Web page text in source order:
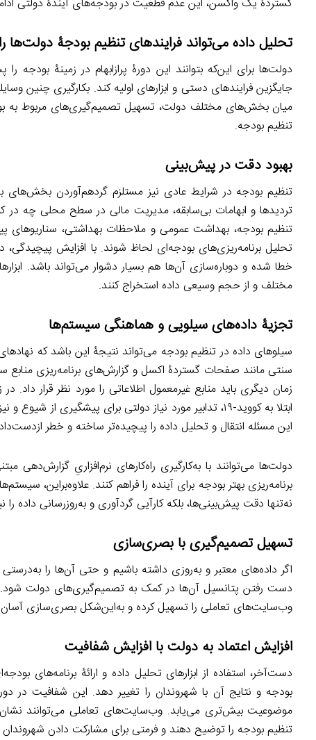
گستردۀ یک واکسن، این عدم قطعیت در بودجه‌های آیندۀ دولتی
تحلیل داده می‌تواند فرایندهای تنظیم بودجۀ دولت‌ها
دولت‌ها برای این‌که بتوانند این دورۀ پرازابهام در زمینۀ
جایگزین فرایندهای دستی و ابزارهای اولیه کند. بکارگیری چنین
میان بخش‌های مختلف دولت، تسهیل تصمیم‌گیری‌های مربوط به
تنظیم بودجه.
بهبود دقت در پیش‌بینی
تنظیم بودجه در شرایط عادی نیز مستلزم گردهم‌آوردن
تردیدها و ابهامات بی‌سابقه، مدیریت مالی در سطح محلی چه
تنظیم بودجه، بهداشت عمومی و ملاحظات بهداشتی، سناریوهای
خطا شده و دوباره‌سازی آن‌ها هم بسیار دشوار می‌تواند باشد.
مختلف و از حجم وسیعی داده استخراج کنند.
تجزیۀ داده‌های سیلوییو هماهنگی سیستم‌ها
سیلوهای داده در تنظیم بودجه می‌تواند نتیجۀ این باشد که
سنتی مانند صفحات گستردۀ اکسل و گزارش‌های برنامه‌ریزی
زمان دیگری باید منابع غیرمعمول اطلاعاتی را مورد نظر قرار داد.
ابتلا به کووید-۱۹، تدابیر مورد نیاز دولتی برای
این مسئله انتقال و تحلیل داده را پیچیده‌تر ساخته و خطر
دولت‌ها می‌توانند با به‌کارگیری راه‌کار‌های نرم‌افزاریِ گزارش‌دهی
برنامه‌ریزی بهتر بودجه برای آینده را فراهم کنند. علاوه‌براین،
نه‌تنها دقت پیش‌بینی‌ها، بلکه کارآیی گردآوری و به‌روزرسانی داده را
تسهیل تصمیم‌گیری با بصری‌سازی
اگر داده‌های معتبر و به‌روزی داشته باشیم و حتی آن‌ها را
دست رفتن پتانسیل آن‌ها در کمک به تصمیم‌گیری‌های دولت شود.
وب‌سایت‌های تعاملی را تسهیل کرده و به‌این‌شکل بصری‌سازی آسان
افزایش اعتماد به دولت با افزایش شفافیت
دست‌آخر، استفاده از ابزارهای تحلیل داده و ارائۀ برنامه‌های
بودجه و نتایج آن با شهروندان را تغییر دهد. این شفافیت در
موضوعیت بیش‌تری می‌یابد. وب‌سایت‌های تعاملی می‌توانند
تنظیم بودجه را توضیح دهند و فرمتی برای مشارکت دادن